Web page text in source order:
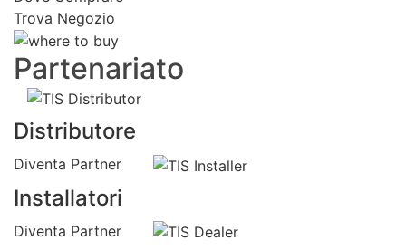
Trova Negozio
Partenariato
Distributore
Diventa Partner
Installatori
Diventa Partner